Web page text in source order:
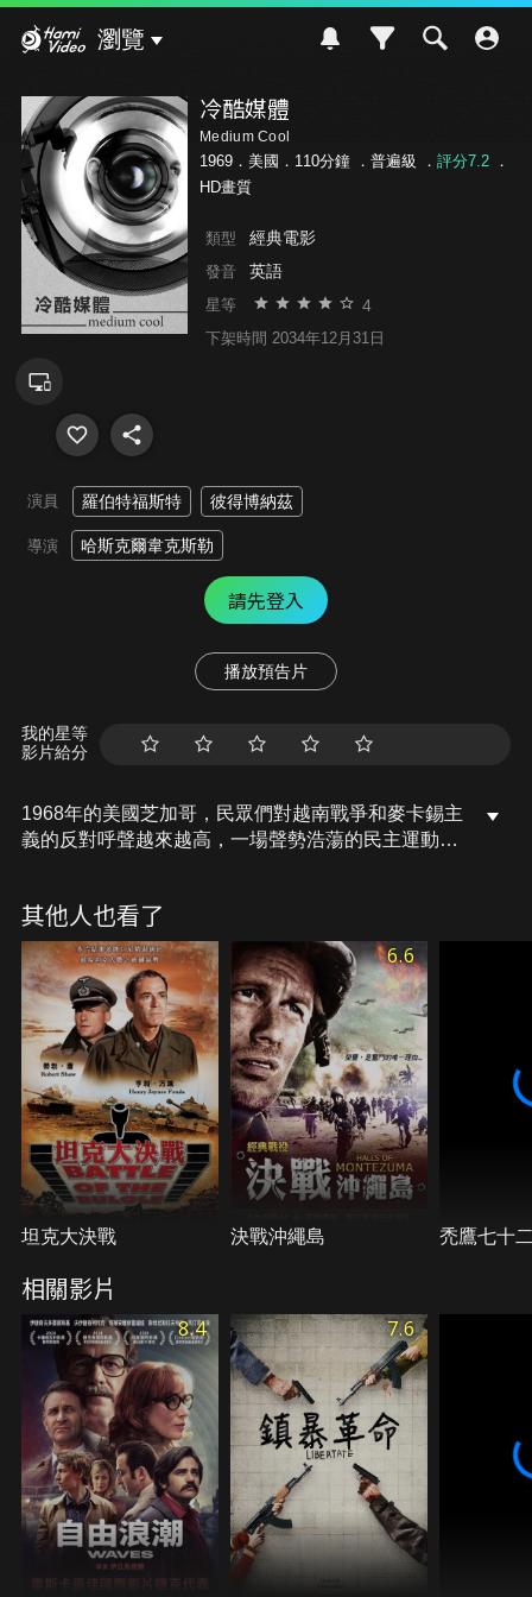
瀏覽
冷酷媒體
Medium Cool
1969．美國．110分鐘 ． 普遍級 ． 評分7.2．
HD畫質
類型 經典電影
發音 英語
星等 4
下架時間 2034年12月31日
演員 羅伯特福斯特 彼得博納茲
導演 哈斯克爾韋克斯勒
請先登入
播放預告片
我的星等
影片給分
1968年的美國芝加哥，民眾們對越南戰爭和麥卡錫主
義的反對呼聲越來越高，一場聲勢浩蕩的民主運動一
然中，約翰結識了名叫艾琳的女子，她的丈夫在越戰
中不幸死去，約翰對艾琳心懷憐憫。隨著時間的推
移，約翰漸漸愛上了善良堅強的艾琳，而艾琳亦對正
直的約翰心生愛慕，兩人走到了一起。然而，這段戀
情遭到了艾琳的兒子哈羅德的強烈反對，不惜以離家
出走來表示抗議，可是，就在哈羅德離家當天，騷亂
爆發了，在一片混亂之中，艾琳悲哀而絕望地尋找著
自己的兒子。
其他人也看了
坦克大決戰
6.6
決戰沖繩島 禿鷹七十
相關影片
8.4 7.6